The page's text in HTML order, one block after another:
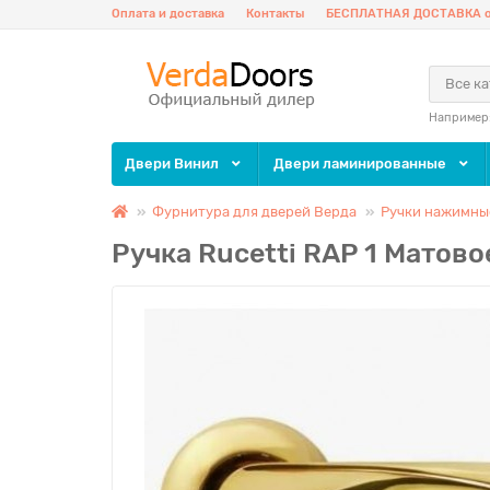
Оплата и доставка Контакты БЕСПЛАТНАЯ ДОСТАВКА
Все
Двери Винил Двери ламинированные
Фурнитура для дверей Верда Ручки
Ручка Rucetti RAP 1